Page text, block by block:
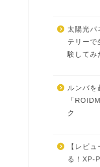
太陽光パ
テリーで
験してみ
ルンバを
「
ク
【レビ
る！XP-